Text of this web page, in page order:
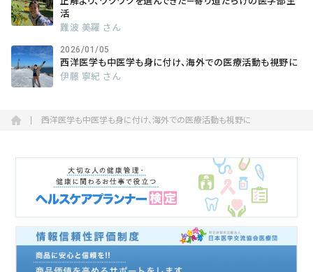
活
難波 美羅 さん
2026/01/05
西洋医学も中医学も身に付け、海外での医療活動も視野に
伊藤 寧紀 さん
西洋医学も中医学も身に付け、海外での医療活動も視野に